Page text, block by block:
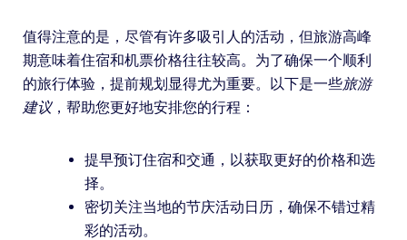
值得注意的是，尽管有许多吸引人的活动，但旅游高峰
期意味着住宿和机票价格往往较高。为了确保一个顺利
的旅行体验，提前规划显得尤为重要。以下是一些旅游
建议，帮助您更好地安排您的行程：
提早预订住宿和交通，以获取更好的价格和选
择。
密切关注当地的节庆活动日历，确保不错过精
彩的活动。